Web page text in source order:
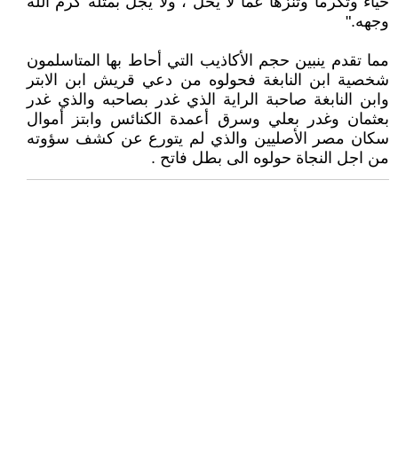
وجهه."
مما تقدم ينبين حجم الأكاذيب التي أحاط بها المتاسلمون
شخصية ابن النابغة فحولوه من دعي قريش ابن الابتر
وابن النابغة صاحبة الراية الذي غدر بصاحبه والذي غدر
بعثمان وغدر بعلي وسرق أعمدة الكنائس وابتز أموال
سكان مصر الأصليين والذي لم يتورع عن كشف سؤوته
من اجل النجاة حولوه الى بطل فاتح .